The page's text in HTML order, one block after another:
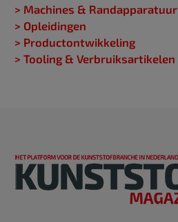
> Machines & Randapparatuur
> Opleidingen
> Productontwikkeling
> Tooling & Verbruiksartikelen